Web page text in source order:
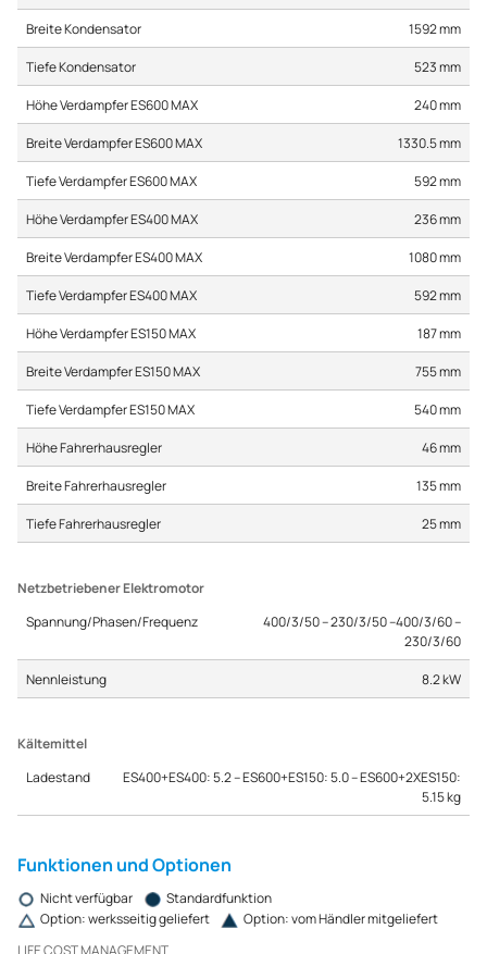
Breite Kondensator 1592 mm
Tiefe Kondensator 523 mm
Höhe Verdampfer ES600 MAX 240 mm
Breite Verdampfer ES600 MAX 1330.5 mm
Tiefe Verdampfer ES600 MAX 592 mm
Höhe Verdampfer ES400 MAX 236 mm
Breite Verdampfer ES400 MAX 1080 mm
Tiefe Verdampfer ES400 MAX 592 mm
Höhe Verdampfer ES150 MAX 187 mm
Breite Verdampfer ES150 MAX 755 mm
Tiefe Verdampfer ES150 MAX 540 mm
Höhe Fahrerhausregler 46 mm
Breite Fahrerhausregler 135 mm
Tiefe Fahrerhausregler 25 mm
Netzbetriebener Elektromotor
Spannung/Phasen/Frequenz
400/3/50 -- 230/3/50 --400/3/60 --
230/3/60
Nennleistung 8.2 kW
Kältemittel
Ladestand
ES400+ES400: 5.2 -- ES600+ES150: 5.0 -- ES600+2XES150:
5.15 kg
Funktionen und Optionen
Nicht verfügbar
Standardfunktion
Option: werksseitig geliefert
Option: vom Händler mitgeliefert
LIFE COST MANAGEMENT